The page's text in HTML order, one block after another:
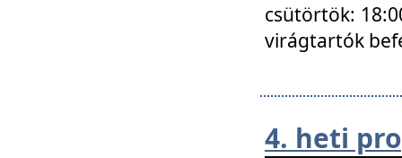
csütörtök:
virágtartók
4. heti